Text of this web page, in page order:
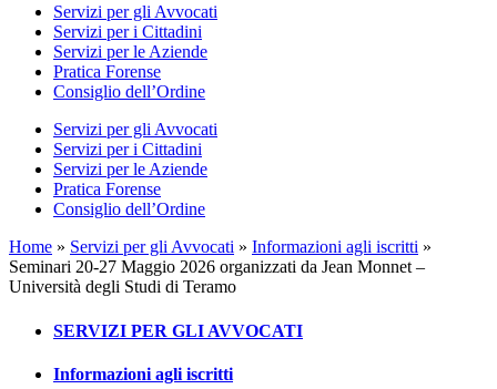
Servizi per gli Avvocati
Servizi per i Cittadini
Servizi per le Aziende
Pratica Forense
Consiglio dell’Ordine
Servizi per gli Avvocati
Servizi per i Cittadini
Servizi per le Aziende
Pratica Forense
Consiglio dell’Ordine
Home » Servizi per gli Avvocati » Informazioni agli iscritti »
Seminari 20-27 Maggio 2026 organizzati da Jean Monnet –
Università degli Studi di Teramo
SERVIZI PER GLI AVVOCATI
Informazioni agli iscritti